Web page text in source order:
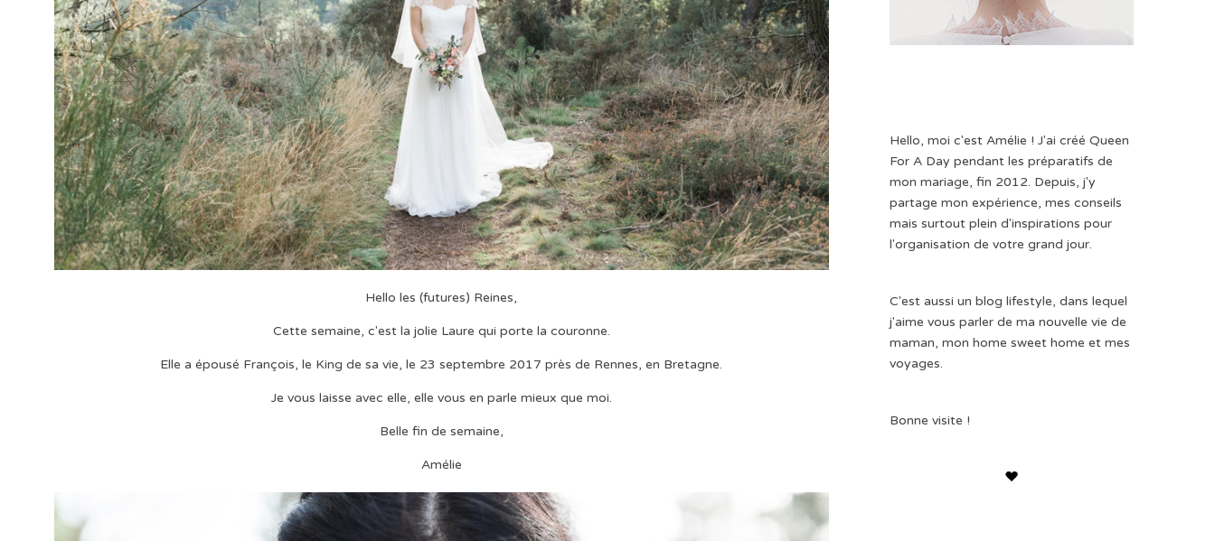
Hello les (futures) Reines,
Cette semaine, c'est la jolie Laure qui porte la couronne.
Elle a épousé François, le King de sa vie, le 23 septembre 2017 près de Rennes, en Bretagne.
Je vous laisse avec elle, elle vous en parle mieux que moi.
Belle fin de semaine,
Amélie
Hello, moi c'est Amélie ! J'ai créé Queen
For A Day pendant les préparatifs de
mon mariage, fin 2012. Depuis, j'y
partage mon expérience, mes conseils
mais surtout plein d'inspirations pour
l'organisation de votre grand jour.
C'est aussi un blog lifestyle, dans lequel
j'aime vous parler de ma nouvelle vie de
maman, mon home sweet home et mes
voyages.
Bonne visite !